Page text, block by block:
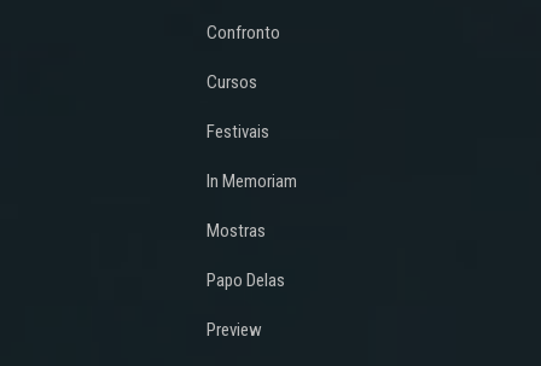
Confronto
Cursos
Festivais
In Memoriam
Mostras
Papo Delas
Preview